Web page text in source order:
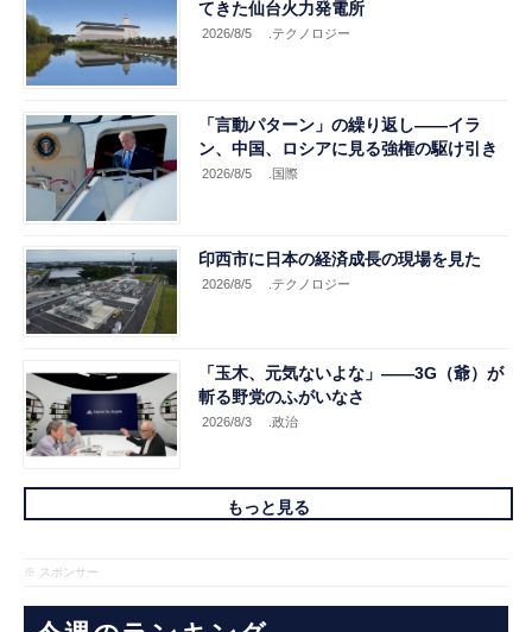
てきた仙台火力発電所
2026/8/5 .テクノロジー
「言動パターン」の繰り返し――イラ
ン、中国、ロシアに見る強権の駆け引き
2026/8/5 .国際
印西市に日本の経済成長の現場を見た
2026/8/5 .テクノロジー
「玉木、元気ないよな」――3G（爺）が
斬る野党のふがいなさ
2026/8/3 .政治
もっと見る
※ スポンサー